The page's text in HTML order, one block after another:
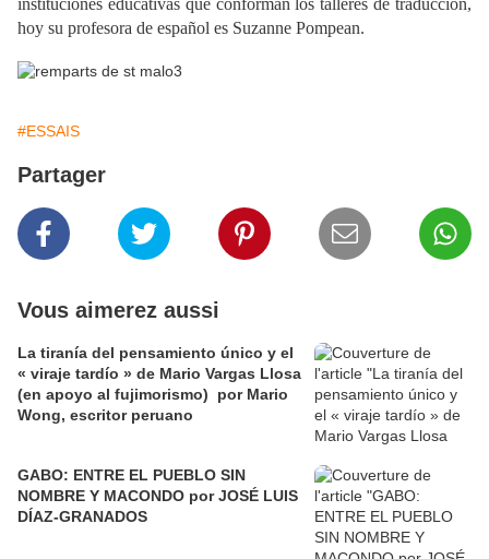
instituciones educativas que conforman los talleres de traducción,
hoy su profesora de español es Suzanne Pompean.
#ESSAIS
Partager
Vous aimerez aussi
La tiranía del pensamiento único y el
« viraje tardío » de Mario Vargas Llosa
(en apoyo al fujimorismo) por Mario
Wong, escritor peruano
GABO: ENTRE EL PUEBLO SIN
NOMBRE Y MACONDO por JOSÉ LUIS
DÍAZ-GRANADOS